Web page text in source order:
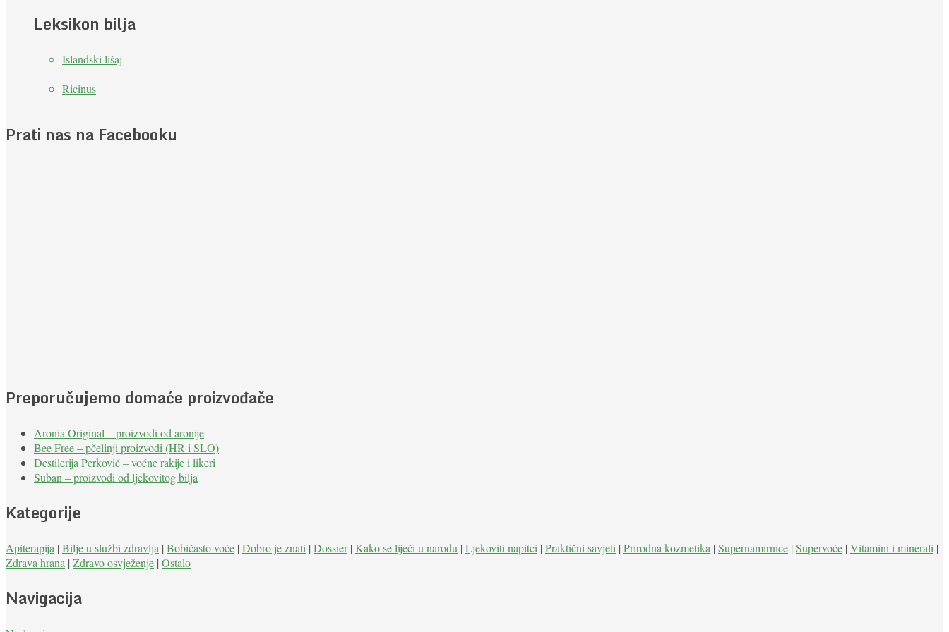
Leksikon bilja
Islandski lišaj
Ricinus
Prati nas na Facebooku
Preporučujemo domaće proizvođače
Aronia Original – proizvodi od aronije
Bee Free – pčelinji proizvodi (HR i SLO)
Destilerija Perković – voćne rakije i likeri
Suban – proizvodi od ljekovitog bilja
Kategorije
Apiterapija | Bilje u službi zdravlja | Bobičasto voće | Dobro je znati | Dossier| Kako se liječi u narodu | Ljekoviti napitci | Praktični savjeti | Prirodna kozmetika | Supernamirnice | Supervoće | Vitamini i minerali |
Zdrava hrana | Zdravo osvježenje | Ostalo
Navigacija